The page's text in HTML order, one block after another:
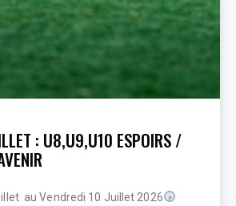
: U8,U9,U10 ESPOIRS /
au Vendredi 10 Juillet 2026